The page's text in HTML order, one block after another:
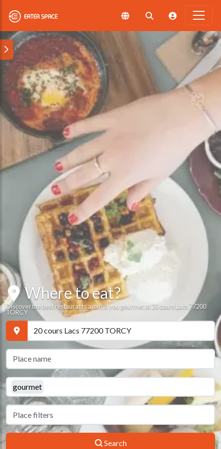
Where to eat?
Discover the best restaurants around you gourmet at 20 cours Lacs 77200
TORCY
gourmet
Search